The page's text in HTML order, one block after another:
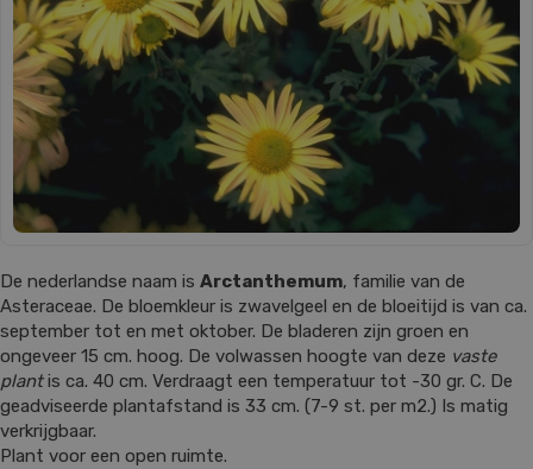
De nederlandse naam is Arctanthemum, familie van de
Asteraceae. De bloemkleur is zwavelgeel en de bloeitijd is van ca.
september tot en met oktober. De bladeren zijn groen en
ongeveer 15 cm. hoog. De volwassen hoogte van deze vaste
plantis ca. 40 cm. Verdraagt een temperatuur tot -30 gr. C. De
geadviseerde plantafstand is 33 cm. (7-9 st. per m2.) Is matig
verkrijgbaar.
Plant voor een open ruimte.